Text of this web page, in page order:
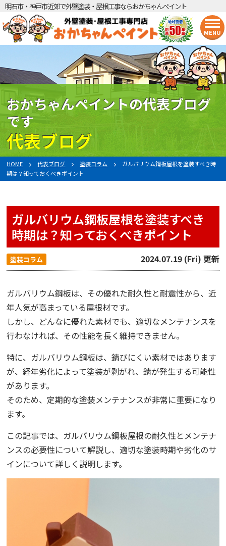
明石市・神戸市近郊で外壁塗装・屋根工事ならおかちゃんペイント
MENU
おかちゃんペイントの代表ブログ
です
代表ブログ
HOME 代表ブログ 塗装コラム
ガルバリウム鋼板屋根を塗装すべき時
期は？知っておくべきポイント
ガルバリウム鋼板屋根を塗装すべき
時期は？知っておくべきポイント
塗装コラム 2024.07.19 (Fri) 更新
ガルバリウム鋼板は、その優れた耐久性と耐震性から、近
年人気が高まっている屋根材です。
しかし、どんなに優れた素材でも、適切なメンテナンスを
行わなければ、その性能を長く維持できません。
特に、ガルバリウム鋼板は、錆びにくい素材ではあります
が、経年劣化によって塗装が剥がれ、錆が発生する可能性
があります。
そのため、定期的な塗装メンテナンスが非常に重要になり
ます。
この記事では、ガルバリウム鋼板屋根の耐久性とメンテナ
ンスの必要性について解説し、適切な塗装時期や劣化のサ
インについて詳しく説明します。